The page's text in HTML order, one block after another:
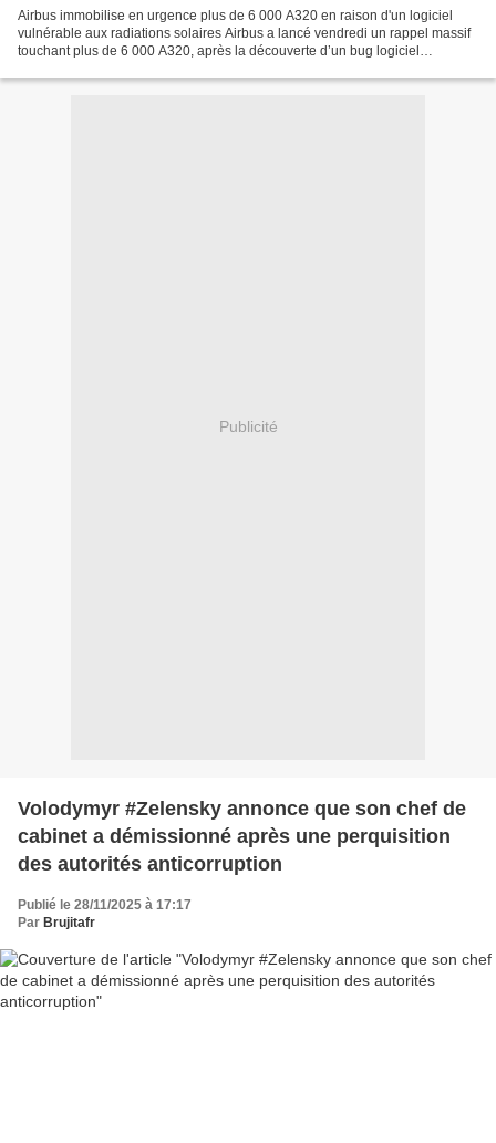
Airbus immobilise en urgence plus de 6 000 A320 en raison d'un logiciel
vulnérable aux radiations solaires Airbus a lancé vendredi un rappel massif
touchant plus de 6 000 A320, après la découverte d’un bug logiciel
Publicité
Volodymyr #Zelensky annonce que son chef de
cabinet a démissionné après une perquisition
des autorités anticorruption
Publié le 28/11/2025 à 17:17
Par Brujitafr